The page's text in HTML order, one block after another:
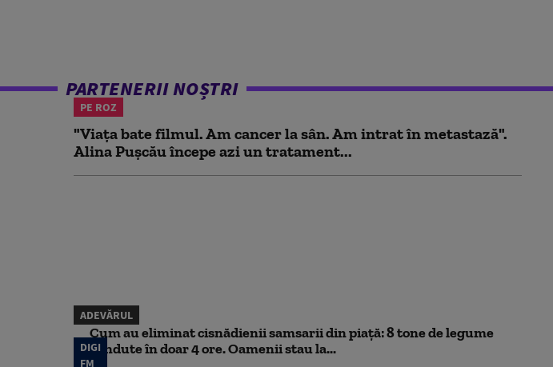
PARTENERII NOȘTRI
PE ROZ
"Viața bate filmul. Am cancer la sân. Am intrat în metastază".
Alina Pușcău începe azi un tratament...
ADEVĂRUL
Cum au eliminat cisnădienii samsarii din piață: 8 tone de legume
vândute în doar 4 ore. Oamenii stau la...
DIGI
FM